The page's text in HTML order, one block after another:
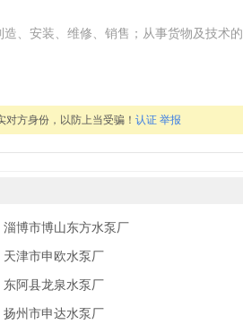
、安装、维修、销售；从事货物及技术
方身份，以防上当受骗！ 认证 举报
淄博市博山东方水泵厂
天津市申欧水泵厂
东阿县龙泉水泵厂
扬州市申达水泵厂